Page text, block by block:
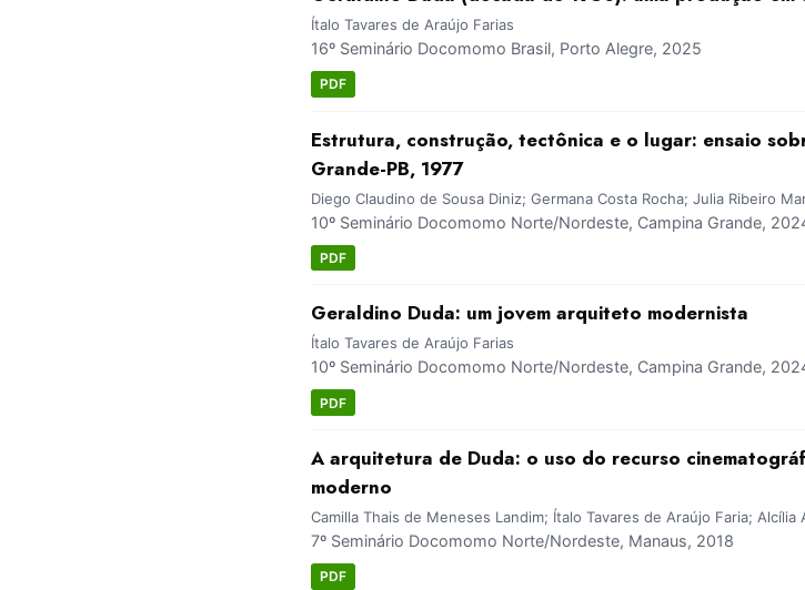
Ítalo Tavares de Araújo Farias
16º Seminário Docomomo Brasil, Porto Alegre, 2025
PDF
Estrutura, construção, tectônica e o lugar: ensaio
Grande-PB, 1977
Diego Claudino de Sousa Diniz; Germana Costa Rocha; Julia Ribeiro
10º Seminário Docomomo Norte/Nordeste, Campina Grande,
PDF
Geraldino Duda: um jovem arquiteto modernista
Ítalo Tavares de Araújo Farias
10º Seminário Docomomo Norte/Nordeste, Campina Grande,
PDF
A arquitetura de Duda: o uso do recurso
moderno
Camilla Thais de Meneses Landim; Ítalo Tavares de Araújo Faria;
7º Seminário Docomomo Norte/Nordeste, Manaus, 2018
PDF